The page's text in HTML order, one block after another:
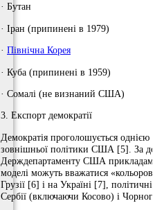
· Бутан
· Іран (припинені в 1979)
· Північна Корея
· Куба (припинені в 1959)
· Сомалі (не визнаний США)
3. Експорт демократії
Демократія проголошується однією з
зовнішньої політики США [5]. За
Держдепартаменту США прикладами
моделі можуть вважатися «кольорові
Грузії [6] і на Україні [7], політичні
Сербії (включаючи Косово) і